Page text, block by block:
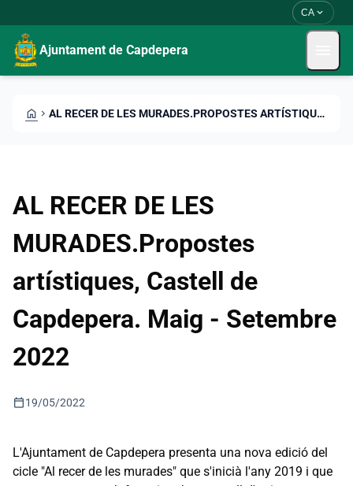
CA expand_more
Ajuntament de Capdepera
HOME CHEVRON_RIGHT AL RECER DE LES MURADES.PROPOSTES ARTÍSTIQUES, CASTELL DE CAPDEPERA. MAIG - SETEMBRE 2022
AL RECER DE LES
MURADES.Propostes
artístiques, Castell de
Capdepera. Maig - Setembre
2022
calendar_today19/05/2022
L'Ajuntament de Capdepera presenta una nova edició del
cicle "Al recer de les murades" que s'inicià l'any 2019 i que